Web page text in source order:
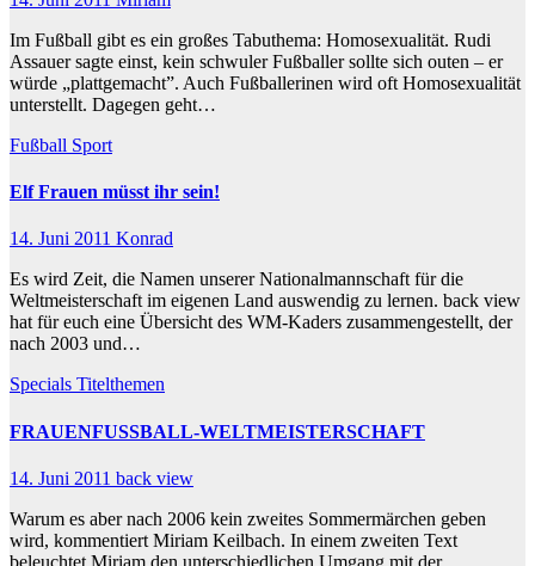
Im Fußball gibt es ein großes Tabuthema: Homosexualität. Rudi
Assauer sagte einst, kein schwuler Fußballer sollte sich outen – er
würde „plattgemacht”. Auch Fußballerinen wird oft Homosexualität
unterstellt. Dagegen geht…
Fußball Sport
Elf Frauen müsst ihr sein!
14. Juni 2011 Konrad
Es wird Zeit, die Namen unserer Nationalmannschaft für die
Weltmeisterschaft im eigenen Land auswendig zu lernen. back view
hat für euch eine Übersicht des WM-Kaders zusammengestellt, der
nach 2003 und…
Specials Titelthemen
FRAUENFUSSBALL-WELTMEISTERSCHAFT
14. Juni 2011 back view
Warum es aber nach 2006 kein zweites Sommermärchen geben
wird, kommentiert Miriam Keilbach. In einem zweiten Text
beleuchtet Miriam den unterschiedlichen Umgang mit der